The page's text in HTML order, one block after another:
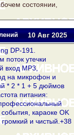
состоянии,
10 Авг2025
DP-191.
поток утечки
вход MP3,
на микрофон и
* 2 * 1 + 5 дюймов
питания:
караоке OK
и чистый.+38